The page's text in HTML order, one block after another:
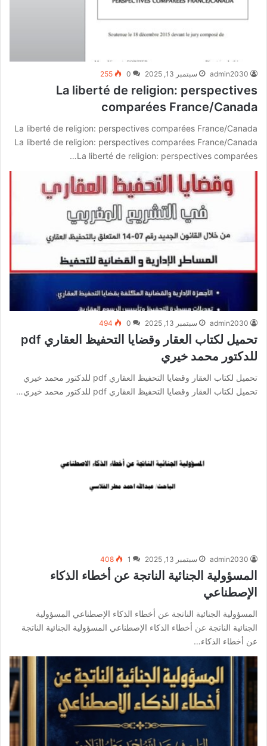
admin2030 سبتمبر 13, 2025 0
255
La liberté de religion: perspectives
comparées France/Canada
La liberté de religion: perspectives comparées France/Canada
La liberté de religion: perspectives comparées France/Canada
La liberté de religion: perspectives comparées…
admin2030 سبتمبر 13, 2025 0
494
تحميل لكتاب العقار وقضايا التحفيظ العقاري pdf
للدكتور محمد خيري
تحميل لكتاب العقار وقضايا التحفيظ العقاري pdf للدكتور محمد خيري
تحميل لكتاب العقار وقضايا التحفيظ العقاري pdf للدكتور محمد خيري…
admin2030 سبتمبر 13, 2025 1
408
المسؤولية الجنائية الناتجة عن أخطاء الذكاء
الإصطناعي
المسؤولية الجنائية الناتجة عن أخطاء الذكاء الإصطناعي المسؤولية
الجنائية الناتجة عن أخطاء الذكاء الإصطناعي المسؤولية الجنائية الناتجة
عن أخطاء الذكاء…